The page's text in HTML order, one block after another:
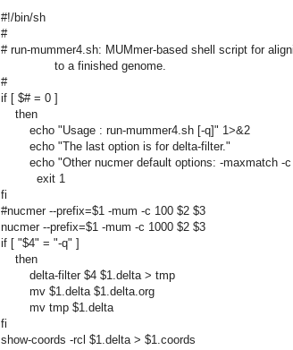
#!/bin/sh
#
# run-mummer4.sh: MUMmer-based shell script for
to a finished genome.
#
if [ $# = 0 ]
then
echo "Usage : run-mummer4.sh [-q]" 1>&2
echo "The last option is for delta-filter."
echo "Other nucmer default options: -maxmatch -c
exit 1
fi
#nucmer --prefix=$1 -mum -c 100 $2 $3
nucmer --prefix=$1 -mum -c 1000 $2 $3
if [ "$4" = "-q" ]
then
delta-filter $4 $1.delta > tmp
mv $1.delta $1.delta.org
mv tmp $1.delta
fi
show-coords -rcl $1.delta > $1.coords